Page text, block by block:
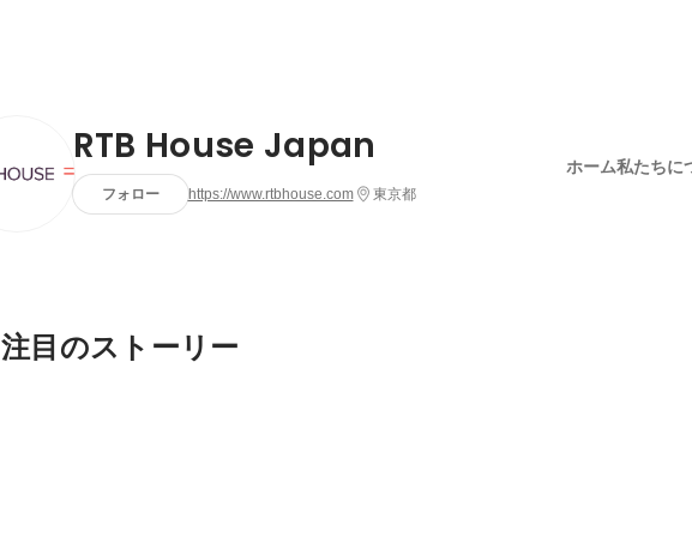
RTB House Japan
フォロー https://www.rtbhouse.com 東京都
ホーム私たちに
注目のストーリー